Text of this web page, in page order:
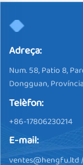
Adreça:
Num. 58, Patio 8,
Dongguan,
Telèfon:
+86-17806230214
E-mail:
ventes@hengfu.ltd